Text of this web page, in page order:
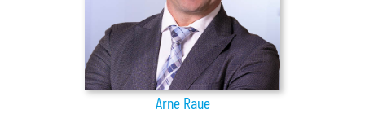
Arne Raue